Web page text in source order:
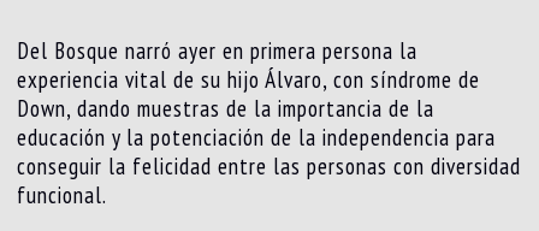
Del Bosque narró ayer en primera persona la
experiencia vital de su hijo Álvaro, con síndrome de
Down, dando muestras de la importancia de la
educación y la potenciación de la independencia para
conseguir la felicidad entre las personas con diversidad
funcional.